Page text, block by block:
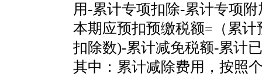
用-累计专项扣除-累计专项
本期应预扣预缴税额=（累
扣除数)-累计减免税额-累计
其中：累计减除费用，按照